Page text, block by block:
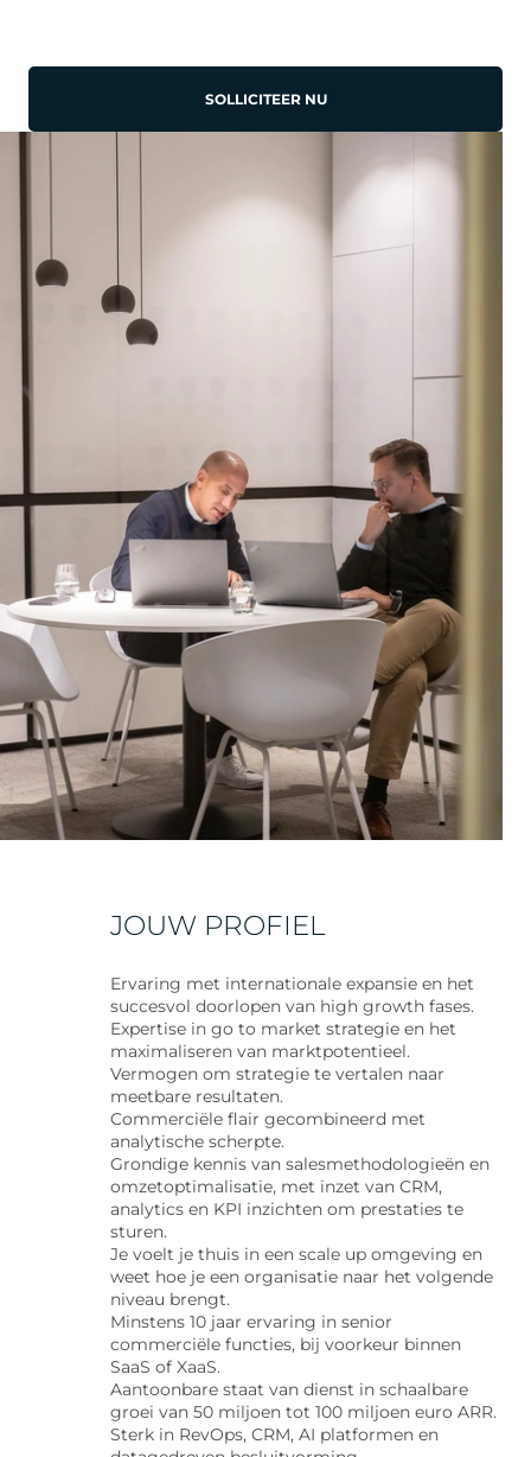
SOLLICITEER NU
JOUW PROFIEL
Ervaring met internationale expansie en het
succesvol doorlopen van high growth fases.
Expertise in go to market strategie en het
maximaliseren van marktpotentieel.
Vermogen om strategie te vertalen naar
meetbare resultaten.
Commerciële flair gecombineerd met
analytische scherpte.
Grondige kennis van salesmethodologieën en
omzetoptimalisatie, met inzet van CRM,
analytics en KPI inzichten om prestaties te
sturen.
Je voelt je thuis in een scale up omgeving en
weet hoe je een organisatie naar het volgende
niveau brengt.
Minstens 10 jaar ervaring in senior
commerciële functies, bij voorkeur binnen
SaaS of XaaS.
Aantoonbare staat van dienst in schaalbare
groei van 50 miljoen tot 100 miljoen euro ARR.
Sterk in RevOps, CRM, AI platformen en